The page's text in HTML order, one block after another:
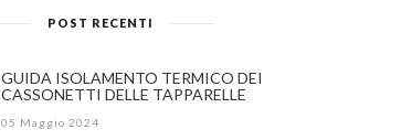
POST RECENTI
GUIDA ISOLAMENTO TERMICO DEI
CASSONETTI DELLE TAPPARELLE
05 Maggio 2024